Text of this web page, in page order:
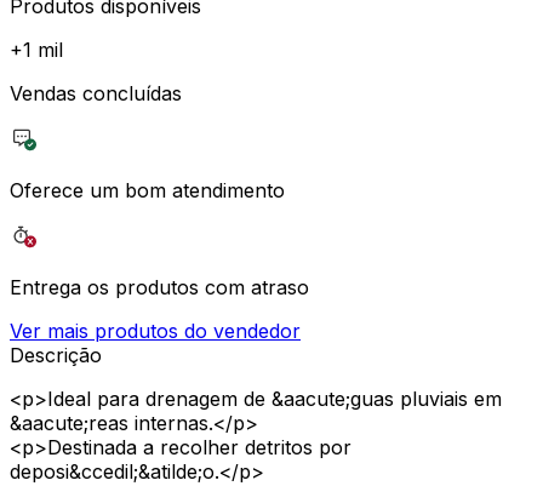
Produtos disponíveis
+1 mil
Vendas concluídas
Oferece um bom atendimento
Entrega os produtos com atraso
Ver mais produtos do vendedor
Descrição
<p>Ideal para drenagem de &aacute;guas pluviais em
&aacute;reas internas.</p>
<p>Destinada a recolher detritos por
deposi&ccedil;&atilde;o.</p>